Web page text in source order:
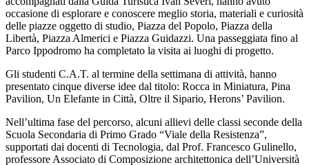
occasione di esplorare e conoscere meglio storia, materiali e curiosità
delle piazze oggetto di studio, Piazza del Popolo, Piazza della
Libertà, Piazza Almerici e Piazza Guidazzi. Una passeggiata fino al
Parco Ippodromo ha completato la visita ai luoghi di progetto.
Gli studenti C.A.T. al termine della settimana di attività, hanno
presentato cinque diverse idee dal titolo: Rocca in Miniatura, Pina
Pavilion, Un Elefante in Città, Oltre il Sipario, Herons’ Pavilion.
Nell’ultima fase del percorso, alcuni allievi delle classi seconde della
Scuola Secondaria di Primo Grado “Viale della Resistenza”,
supportati dai docenti di Tecnologia, dal Prof. Francesco Gulinello,
professore Associato di Composizione architettonica dell’Università